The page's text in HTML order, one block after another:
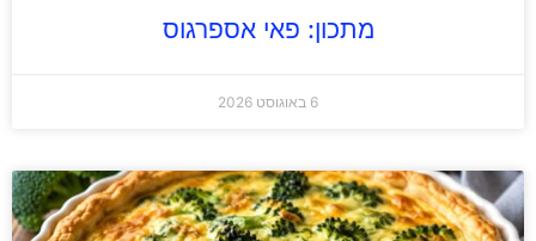
מתכון: פאי אספרגוס
6 באוגוסט 2026